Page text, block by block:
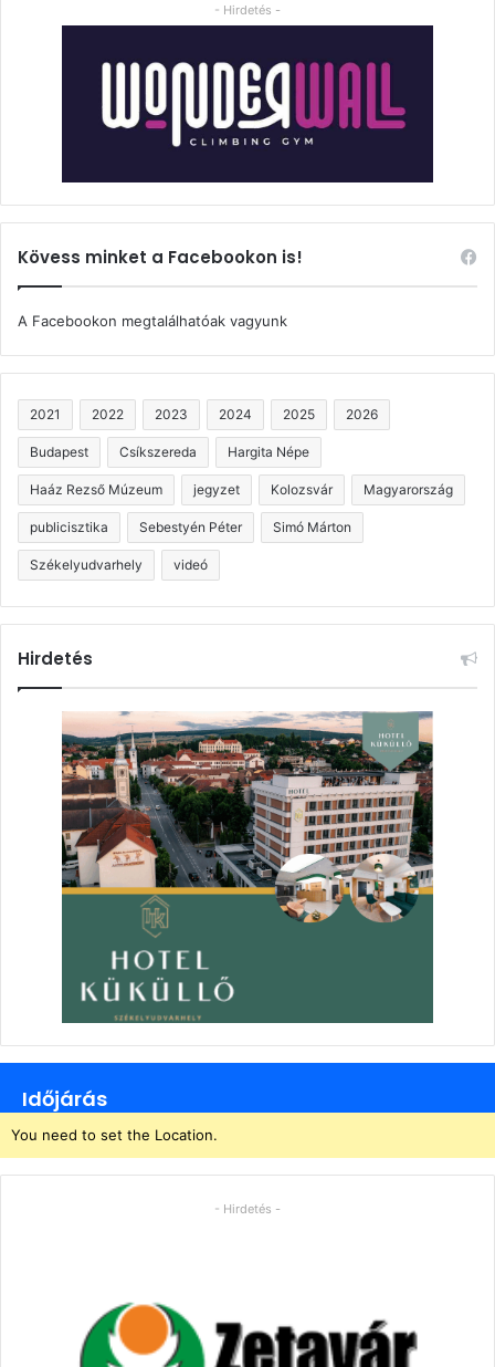
- Hirdetés -
Kövess minket a Facebookon is!
A Facebookon megtalálhatóak vagyunk
2021 2022 2023 2024 2025 2026
Budapest Csíkszereda Hargita Népe
Haáz Rezső Múzeum jegyzet Kolozsvár Magyarország
publicisztika Sebestyén Péter Simó Márton
Székelyudvarhely videó
Hirdetés
Időjárás
You need to set the Location.
- Hirdetés -